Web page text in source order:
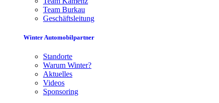
Team Burkau
Geschäftsleitung
Winter Automobilpartner
Standorte
Warum Winter?
Aktuelles
Videos
Sponsoring